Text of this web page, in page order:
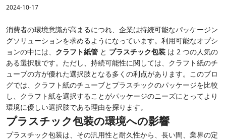
2024-10-17
消費者の環境意識が高まるにつれ、企業は持続可能なパッケージン
グソリューションを求めるようになっています。利用可能なオプシ
ョンの中には、 クラフト紙管 と プラスチック包装 は 2 つの人気の
ある選択肢です。ただし、持続可能性に関しては、クラフト紙のチ
ューブの方が優れた選択肢となる多くの利点があります。このブロ
グでは、クラフト紙のチューブとプラスチックのパッケージを比較
し、クラフト紙を選択することがパッケージのニーズにとってより
環境に優しい選択肢である理由を探ります。
プラスチック包装の環境への影響
プラスチック包装は、その汎用性と耐久性から、長い間、業界の定